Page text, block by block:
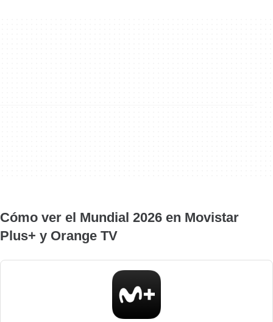
Cómo ver el Mundial 2026 en Movistar
Plus+ y Orange TV